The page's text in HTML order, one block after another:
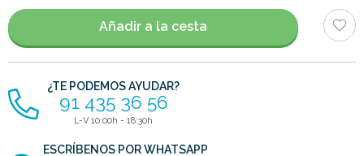
artículos
Añadir a la cesta
¿TE PODEMOS AYUDAR?
91 435 36 56
L-V 10:00h - 18:30h
ESCRÍBENOS POR WHATSAPP